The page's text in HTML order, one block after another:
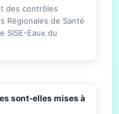
des contrôles
Régionales de Santé
SISE-Eaux du
sont-elles mises à